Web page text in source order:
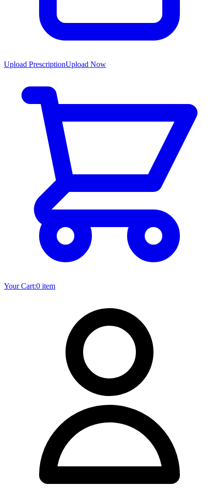
Upload PrescriptionUpload Now
Your Cart:0 item